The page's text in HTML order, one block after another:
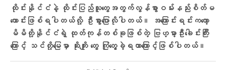
ထိုင်းနိုင်ငံနဲ့ ထိုင်းပြည်သူတွေအတွက်လွန်စွာဝမ်းနည်းစိတ်မ
ကောင်းဖြစ်ရပါတယ်လို့ ဦးစွာပြောလိုပါတယ်။ အကြောင်းရင်းကတော့
မိမိတို့နိုင်ငံရဲ့ ထုတ်ကုန်တစ်ခုဖြစ်တဲ့ ဗြဟ္မာ့ဦးခေါင်းကြီး
ကြောင့် သင်တို့မြေမှာ ဆိုးကျိုး တွေ ကြုံတွေ့ခဲ့ရတာကြောင့်ဖြစ်ပါတယ်။